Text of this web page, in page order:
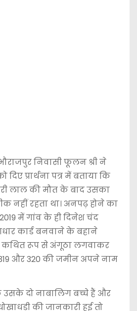
भौराजपुर निवासी फूलन श्री ने
दिए प्रार्थना पत्र में बताया कि
लाल की मौत के बाद उसका
नहीं रहता था। अनपढ़ होने का
में गांव के ही दिनेश चंद
कार्ड बनवाने के बहाने
रूप से अंगूठा लगवाकर
और 320 की जमीन अपने नाम
उसके दो नाबालिग बच्चे हैं और
की जानकारी हुई तो